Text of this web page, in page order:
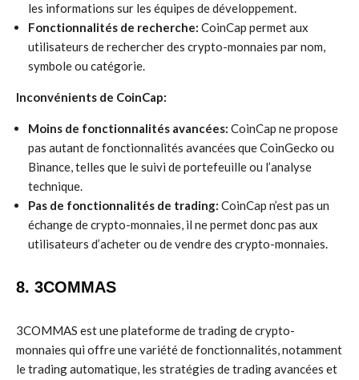
les informations sur les équipes de développement.
Fonctionnalités de recherche: CoinCap permet aux
utilisateurs de rechercher des crypto-monnaies par nom,
symbole ou catégorie.
Inconvénients de CoinCap:
Moins de fonctionnalités avancées: CoinCap ne propose
pas autant de fonctionnalités avancées que CoinGecko ou
Binance, telles que le suivi de portefeuille ou l’analyse
technique.
Pas de fonctionnalités de trading: CoinCap n’est pas un
échange de crypto-monnaies, il ne permet donc pas aux
utilisateurs d’acheter ou de vendre des crypto-monnaies.
8. 3COMMAS
3COMMAS est une plateforme de trading de crypto-
monnaies qui offre une variété de fonctionnalités, notamment
le trading automatique, les stratégies de trading avancées et